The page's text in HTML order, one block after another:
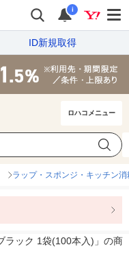
i
ID新規取得
ロハコメニュー
ラップ・スポンジ・キッチン消